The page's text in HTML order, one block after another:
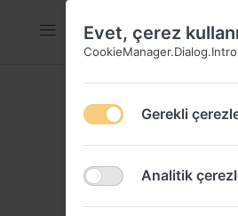
Evet, çerez
CookieManager.Dialog.Intro
Gerekli
Analitik